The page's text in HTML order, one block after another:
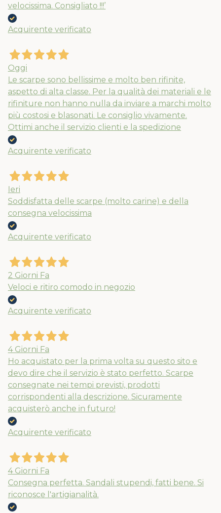
velocissima. Consigliato !!!’
Acquirente verificato
Oggi
Le scarpe sono bellissime e molto ben rifinite,
aspetto di alta classe. Per la qualità dei materiali e le
rifiniture non hanno nulla da inviare a marchi molto
più costosi e blasonati. Le consiglio vivamente.
Ottimi anche il servizio clienti e la spedizione
Acquirente verificato
Ieri
Soddisfatta delle scarpe (molto carine) e della
consegna velocissima
Acquirente verificato
2 Giorni Fa
Veloci e ritiro comodo in negozio
Acquirente verificato
4 Giorni Fa
Ho acquistato per la prima volta su questo sito e
devo dire che il servizio è stato perfetto. Scarpe
consegnate nei tempi previsti, prodotti
corrispondenti alla descrizione. Sicuramente
acquisterò anche in futuro!
Acquirente verificato
4 Giorni Fa
Consegna perfetta. Sandali stupendi, fatti bene. Si
riconosce l'artigianalità.
Spedizioni garantite prima della
entro il 5/08
APPROFITTANE ORA